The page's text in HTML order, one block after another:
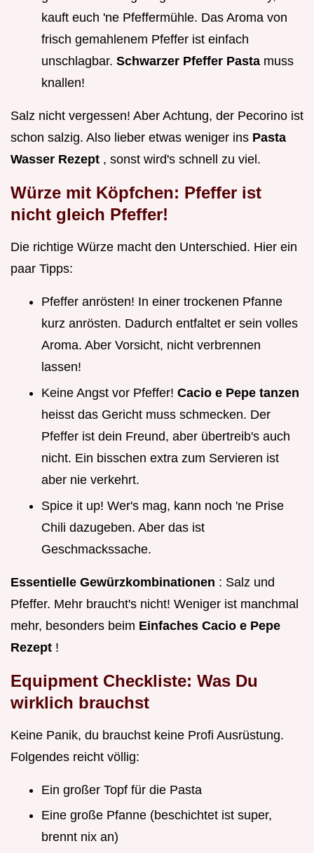
kauft euch 'ne Pfeffermühle. Das Aroma von
frisch gemahlenem Pfeffer ist einfach
unschlagbar. Schwarzer Pfeffer Pasta muss
knallen!
Salz nicht vergessen! Aber Achtung, der Pecorino ist
schon salzig. Also lieber etwas weniger ins Pasta
Wasser Rezept , sonst wird's schnell zu viel.
Würze mit Köpfchen: Pfeffer ist
nicht gleich Pfeffer!
Die richtige Würze macht den Unterschied. Hier ein
paar Tipps:
Pfeffer anrösten! In einer trockenen Pfanne
kurz anrösten. Dadurch entfaltet er sein volles
Aroma. Aber Vorsicht, nicht verbrennen
lassen!
Keine Angst vor Pfeffer! Cacio e Pepe tanzen
heisst das Gericht muss schmecken. Der
Pfeffer ist dein Freund, aber übertreib's auch
nicht. Ein bisschen extra zum Servieren ist
aber nie verkehrt.
Spice it up! Wer's mag, kann noch 'ne Prise
Chili dazugeben. Aber das ist
Geschmackssache.
Essentielle Gewürzkombinationen : Salz und
Pfeffer. Mehr braucht's nicht! Weniger ist manchmal
mehr, besonders beim Einfaches Cacio e Pepe
Rezept !
Equipment Checkliste: Was Du
wirklich brauchst
Keine Panik, du brauchst keine Profi Ausrüstung.
Folgendes reicht völlig:
Ein großer Topf für die Pasta
Eine große Pfanne (beschichtet ist super,
brennt nix an)